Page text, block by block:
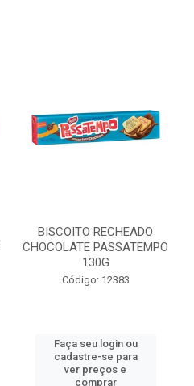
BISCOITO RECHEADO
CHOCOLATE PASSATEMPO
130G
Código: 12383
Faça seu login ou
cadastre-se para
ver preços e
comprar